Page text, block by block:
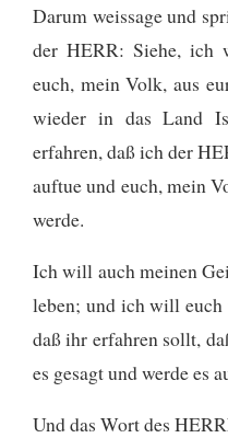
Darum weissage und
der HERR: Siehe, ich
euch, mein Volk, aus
wieder in das Land
erfahren, daß ich der
auftue und euch, mein
werde.
Ich will auch meinen
leben; und ich will
daß ihr erfahren sollt,
es gesagt und werde es
Und das Wort des